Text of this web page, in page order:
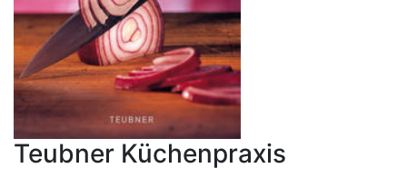
Teubner Küchenpraxis